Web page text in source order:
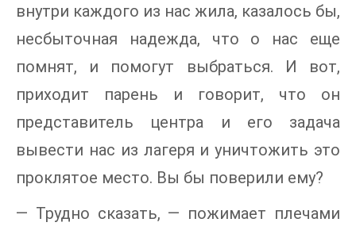
внутри каждого из нас жила, казалось бы,
несбыточная надежда, что о нас еще
помнят, и помогут выбраться. И вот,
приходит парень и говорит, что он
представитель центра и его задача
вывести нас из лагеря и уничтожить это
проклятое место. Вы бы поверили ему?
— Трудно сказать, — пожимает плечами